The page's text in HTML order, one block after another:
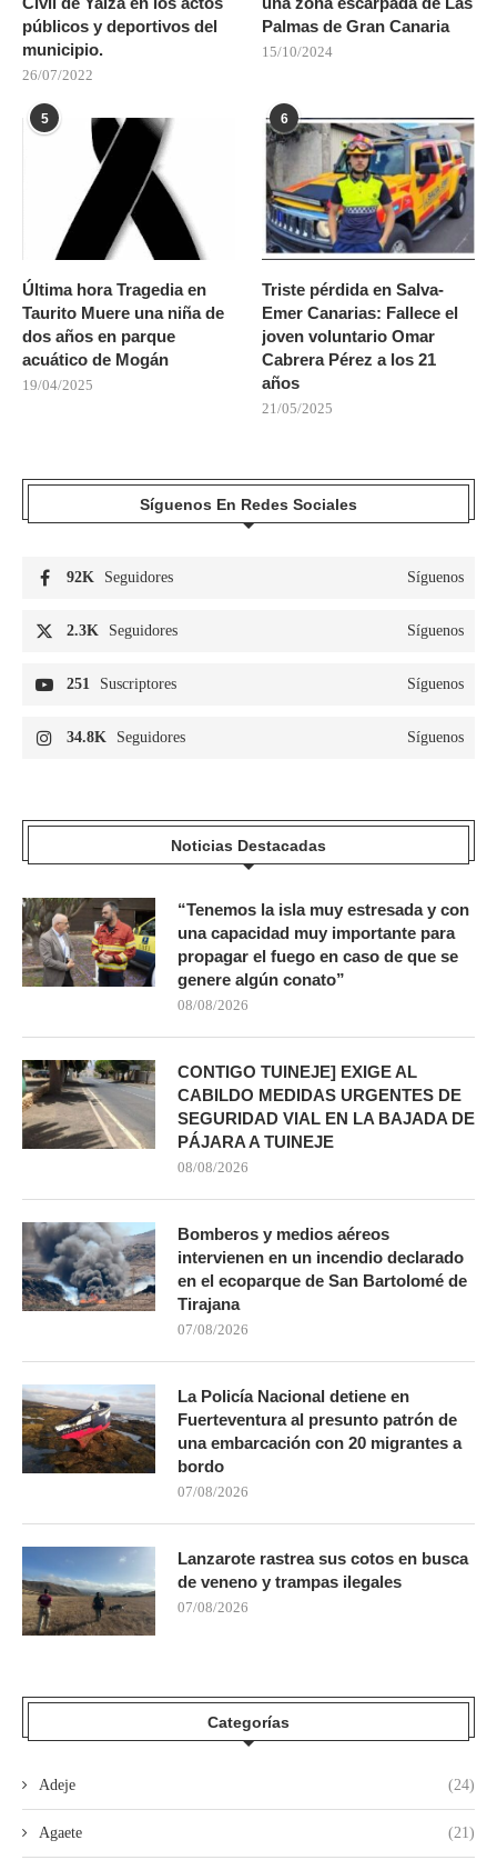
públicos y deportivos del
municipio.
26/07/2022
Palmas de Gran Canaria
15/10/2024
5
Última hora Tragedia en
Taurito Muere una niña de
dos años en parque
acuático de Mogán
19/04/2025
6
Triste pérdida en Salva-
Emer Canarias: Fallece el
joven voluntario Omar
Cabrera Pérez a los 21
años
21/05/2025
Síguenos En Redes Sociales
92K Seguidores Síguenos
2.3K Seguidores Síguenos
251 Suscriptores Síguenos
34.8K Seguidores Síguenos
Noticias Destacadas
“Tenemos la isla muy estresada y con
una capacidad muy importante para
propagar el fuego en caso de que se
genere algún conato”
08/08/2026
CONTIGO TUINEJE] EXIGE AL
CABILDO MEDIDAS URGENTES DE
SEGURIDAD VIAL EN LA BAJADA DE
PÁJARA A TUINEJE
08/08/2026
Bomberos y medios aéreos
intervienen en un incendio declarado
en el ecoparque de San Bartolomé de
Tirajana
07/08/2026
La Policía Nacional detiene en
Fuerteventura al presunto patrón de
una embarcación con 20 migrantes a
bordo
07/08/2026
Lanzarote rastrea sus cotos en busca
de veneno y trampas ilegales
07/08/2026
Categorías
Adeje (24)
Agaete (21)